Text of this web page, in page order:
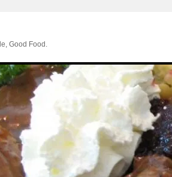
.Good People, Good Food